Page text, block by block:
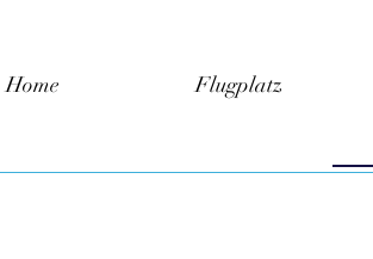
Home Flugplatz